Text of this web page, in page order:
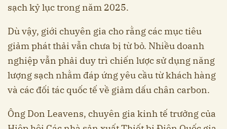
sạch kỷ lục trong năm 2025.
Dù vậy, giới chuyên gia cho rằng các mục tiêu
giảm phát thải vẫn chưa bị từ bỏ. Nhiều doanh
nghiệp vẫn phải duy trì chiến lược sử dụng năng
lượng sạch nhằm đáp ứng yêu cầu từ khách hàng
và các đối tác quốc tế về giảm dấu chân carbon.
Ông Don Leavens, chuyên gia kinh tế trưởng của